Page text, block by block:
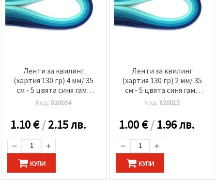
Ленти за квилинг
(хартия 130 гр) 4 мм/ 35
см - 5 цвята синя гама
-100 бр
Код: 820034
1.10€/2.15 лв.
КУПИ
Ленти за квилинг
(хартия 130 гр) 2 мм/ 35
см - 5 цвята синя гама
-100 бр
Код: 820015
1.00€/1.96 лв.
КУПИ